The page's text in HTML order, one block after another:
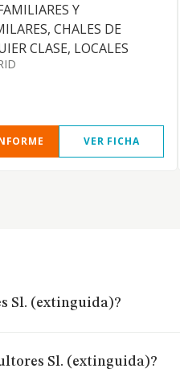
Y
CHALES DE
CLASE, LOCALES
VER FICHA
Sl. (extinguida)?
Sl. (extinguida)?